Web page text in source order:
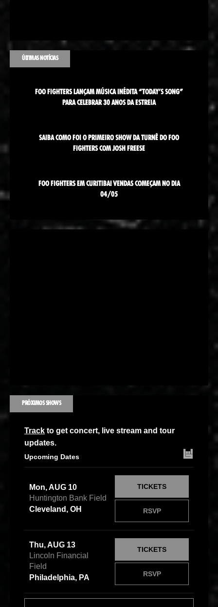
ÚLTIMAS NOTÍCIAS
FOO FIGHTERS LANÇAM MÚSICA INÉDITA “TODAY’S SONG”
PARA CELEBRAR 30 ANOS DA ESTREIA
SAIBA COMO FOI O PRIMEIRO SHOW DA TURNÊ DO FOO
FIGHTERS COM JOSH FREESE
FOO FIGHTERS EM CURITIBA! VENDAS COMEÇAM NO DIA
04/05
PRÓXIMOS SHOWS
Track to get concert, live stream and tour
updates.
Upcoming Dates
Mon, AUG 10
Huntington Bank Field
Cleveland, OH
RSVP
TICKETS
Thu, AUG 13
Lincoln Financial
Field
Philadelphia, PA
RSVP
TICKETS